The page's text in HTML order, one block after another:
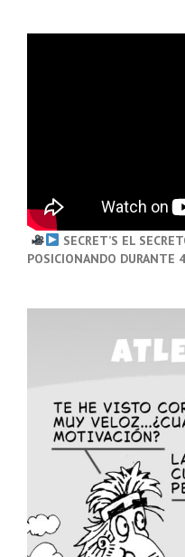
SECRET’S EL
POSICIONANDO